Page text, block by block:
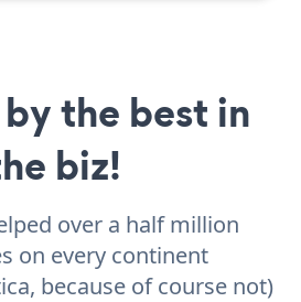
the best in
biz!
over a half million
on every continent
because of course not)